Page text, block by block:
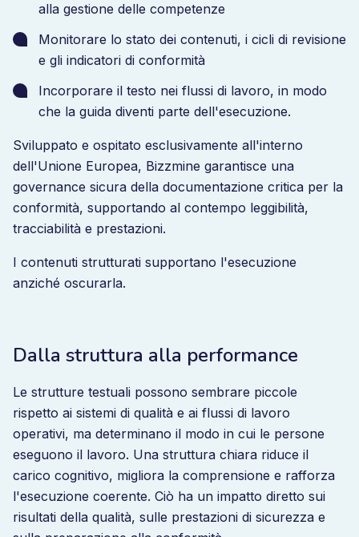
alla gestione delle competenze
Monitorare lo stato dei contenuti, i cicli di revisione
e gli indicatori di conformità
Incorporare il testo nei flussi di lavoro, in modo
che la guida diventi parte dell'esecuzione.
Sviluppato e ospitato esclusivamente all'interno
dell'Unione Europea, Bizzmine garantisce una
governance sicura della documentazione critica per la
conformità, supportando al contempo leggibilità,
tracciabilità e prestazioni.
I contenuti strutturati supportano l'esecuzione
anziché oscurarla.
Dalla struttura alla performance
Le strutture testuali possono sembrare piccole
rispetto ai sistemi di qualità e ai flussi di lavoro
operativi, ma determinano il modo in cui le persone
eseguono il lavoro. Una struttura chiara riduce il
carico cognitivo, migliora la comprensione e rafforza
l'esecuzione coerente. Ciò ha un impatto diretto sui
risultati della qualità, sulle prestazioni di sicurezza e